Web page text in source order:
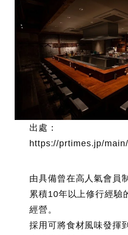
出處：
https://prtimes.jp/
由具備曾在高人氣會員
累積10年以上修行經驗
經營。
採用可將食材風味發揮